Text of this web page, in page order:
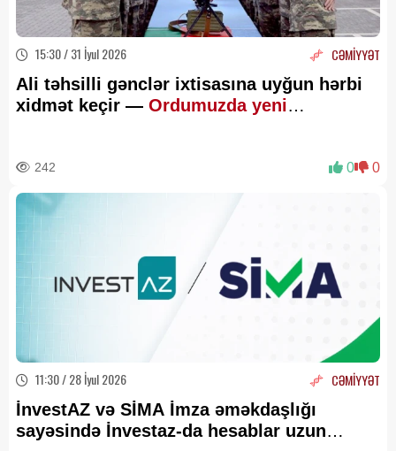
15:30 / 31 İyul 2026 CƏMİYYƏT
Ali təhsilli gənclər ixtisasına uyğun hərbi
xidmət keçir — Ordumuzda yeni
242 0 0
11:30 / 28 İyul 2026 CƏMİYYƏT
İnvestAZ və SİMA İmza əməkdaşlığı
sayəsində İnvestaz-da hesablar uzun